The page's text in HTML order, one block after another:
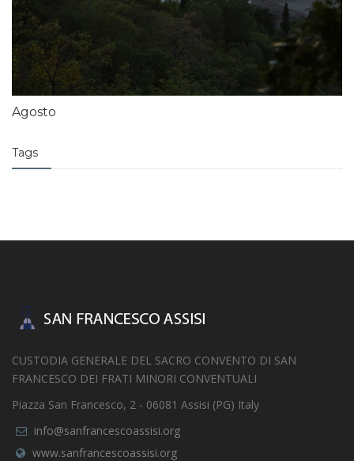
Agosto
Tags
CUSTODIA GENERALE DEL SACRO CONVENTO DI SAN
FRANCESCO DEI FRATI MINORI CONVENTUALI
Piazza San Francesco, 2 - 06081 Assisi (PG) Italy
info@sanfrancescoassisi.org
www.sanfrancescoassisi.org